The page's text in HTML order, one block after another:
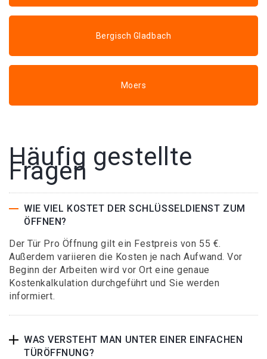
Bergisch Gladbach
Moers
Häufig gestellte
Fragen
WIE VIEL KOSTET DER SCHLÜSSELDIENST ZUM
ÖFFNEN?
Der Tür Pro Öffnung gilt ein Festpreis von 55 €.
Außerdem variieren die Kosten je nach Aufwand. Vor
Beginn der Arbeiten wird vor Ort eine genaue
Kostenkalkulation durchgeführt und Sie werden
informiert.
WAS VERSTEHT MAN UNTER EINER EINFACHEN
TÜRÖFFNUNG?